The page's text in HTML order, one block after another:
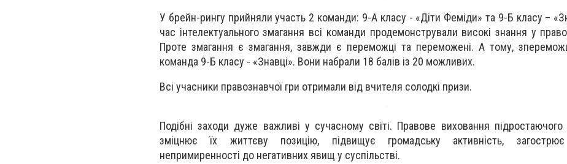
У брейн-рингу прийняли участь 2 команди: 9-А класу - «Діти Феміди» та 9-Б класу –
час інтелектуального змагання всі команди продемонстрували високі знання у
Проте змагання є змагання, завжди є переможці та переможені. А тому,
команда 9-Б класу - «Знавці». Вони набрали 18 балів із 20 можливих.
Всі учасники правознавчої гри отримали від вчителя солодкі призи.
Подібні заходи дуже важливі у сучасному світі. Правове виховання підростаючого
зміцнює їх життєву позицію, підвищує громадську активність,
непримиренності до негативних явищ у суспільстві.